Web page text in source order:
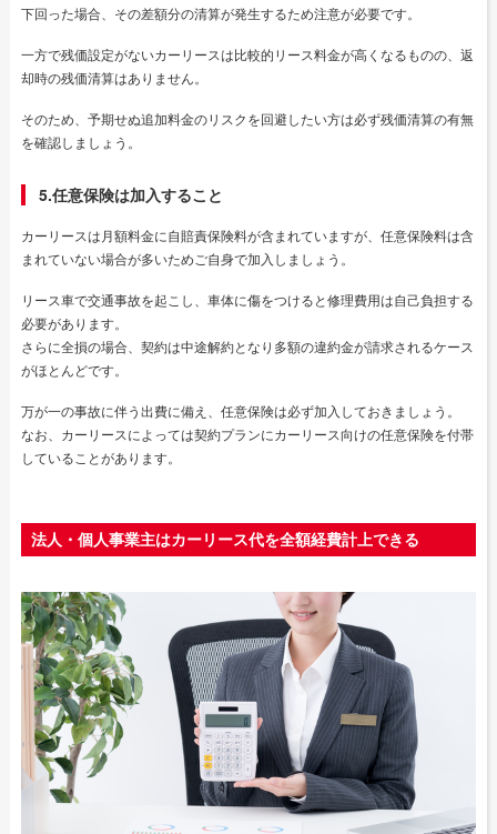
下回った場合、その差額分の清算が発生するため注意が必要です。
一方で残価設定がないカーリースは比較的リース料金が高くなるものの、返
却時の残価清算はありません。
そのため、予期せぬ追加料金のリスクを回避したい方は必ず残価清算の有無
を確認しましょう。
5.任意保険は加入すること
カーリースは月額料金に自賠責保険料が含まれていますが、任意保険料は含
まれていない場合が多いためご自身で加入しましょう。
リース車で交通事故を起こし、車体に傷をつけると修理費用は自己負担する
必要があります。
さらに全損の場合、契約は中途解約となり多額の違約金が請求されるケース
がほとんどです。
万が一の事故に伴う出費に備え、任意保険は必ず加入しておきましょう。
なお、カーリースによっては契約プランにカーリース向けの任意保険を付帯
していることがあります。
法人・個人事業主はカーリース代を全額経費計上できる